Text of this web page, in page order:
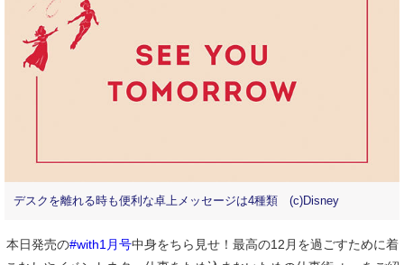
デスクを離れる時も便利な卓上メッセージは4種類 (c)Disney
本日発売の#with1月号中身をちら見せ！最高の12月を過ごすために着